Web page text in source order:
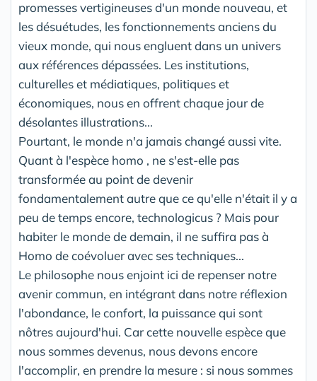
promesses vertigineuses d'un monde nouveau, et
les désuétudes, les fonctionnements anciens du
vieux monde, qui nous engluent dans un univers
aux références dépassées. Les institutions,
culturelles et médiatiques, politiques et
économiques, nous en offrent chaque jour de
désolantes illustrations...
Pourtant, le monde n'a jamais changé aussi vite.
Quant à l'espèce homo , ne s'est-elle pas
transformée au point de devenir
fondamentalement autre que ce qu'elle n'était il y a
peu de temps encore, technologicus ? Mais pour
habiter le monde de demain, il ne suffira pas à
Homo de coévoluer avec ses techniques...
Le philosophe nous enjoint ici de repenser notre
avenir commun, en intégrant dans notre réflexion
l'abondance, le confort, la puissance qui sont
nôtres aujourd'hui. Car cette nouvelle espèce que
nous sommes devenus, nous devons encore
l'accomplir, en prendre la mesure : si nous sommes